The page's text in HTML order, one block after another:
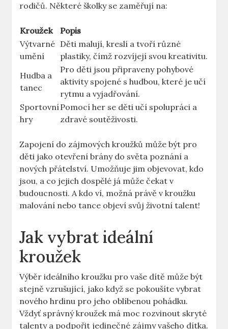
rodičů. Některé školky se zaměřují na:
Kroužek
Popis
Výtvarné
umění
Děti malují, kreslí a tvoří různé
plastiky, čímž rozvíjejí svou kreativitu.
Hudba a
tanec
Pro děti jsou připraveny pohybové
aktivity spojené s hudbou, které je učí
rytmu a vyjadřování.
Sportovní
hry
Pomocí her se děti učí spolupráci a
zdravé soutěživosti.
Zapojení do zájmových kroužků může být pro
děti jako otevření brány do světa poznání a
nových přátelství. Umožňuje jim objevovat, kdo
jsou, a co jejich dospělé já může čekat v
budoucnosti. A kdo ví, možná právě v kroužku
malování nebo tance objeví svůj životní talent!
Jak vybrat ideální
kroužek
Výběr ideálního kroužku pro vaše dítě může být
stejně vzrušující, jako když se pokoušíte vybrat
nového hrdinu pro jeho oblíbenou pohádku.
Vždyť správný kroužek má moc rozvinout skryté
talenty a podpořit jedinečné zájmy vašeho dítka.